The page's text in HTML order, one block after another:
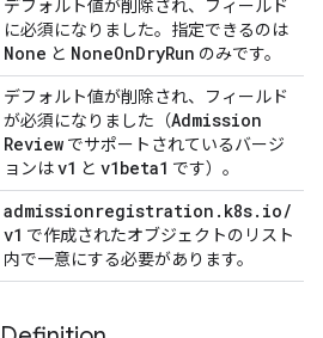
デフォルト値が削除され、フィールド
に必須になりました。指定できるのは
None と NoneOnDryRun のみです。
デフォルト値が削除され、フィールド
が必須になりました（Admission
Review でサポートされているバージ
ョンはv1 と v1beta1 です）。
admissionregistration . k8s. io/
v1 で作成されたオブジェクトのリスト
内で一意にする必要があります。